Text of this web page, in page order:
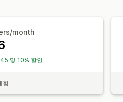
month
및 10% 할인
험